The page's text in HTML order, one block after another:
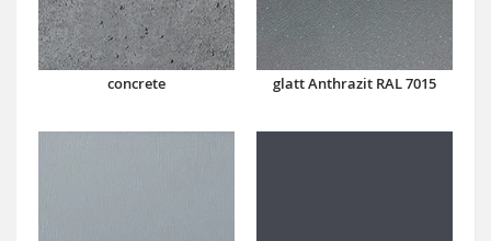
concrete glatt Anthrazit RAL 7015